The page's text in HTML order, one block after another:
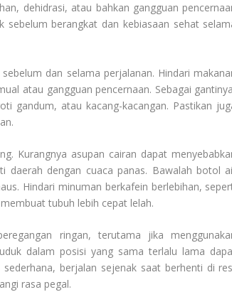
dehidrasi, atau bahkan gangguan
berangkat dan kebiasaan sehat
dan selama perjalanan. Hindari
atau gangguan pencernaan. Sebagai
gandum, atau kacang-kacangan. Pastikan
Kurangnya asupan cairan dapat
daerah dengan cuaca panas. Bawalah botol
Hindari minuman berkafein berlebihan,
tubuh lebih cepat lelah.
ringan, terutama jika
dalam posisi yang sama terlalu lama
berjalan sejenak saat berhenti di
rasa pegal.